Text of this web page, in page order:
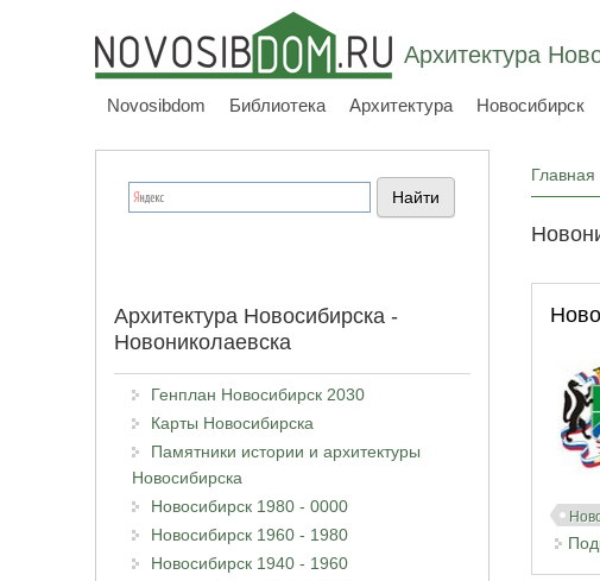
Архитектура
Novosibdom Библиотека Архитектура Новосибирск
Вы
Главная
Архитектура Новосибирска -
Новониколаевска
Генплан Новосибирск 2030
Карты Новосибирска
Памятники истории и архитектуры
Новосибирска
Новосибирск 1980 - 0000
Новосибирск 1960 - 1980
Новосибирск 1940 - 1960